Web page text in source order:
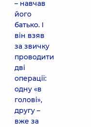
– навчав
його
батько. І
він взяв
за звичку
проводити
дві
операції:
одну «в
голові»,
другу –
вже за